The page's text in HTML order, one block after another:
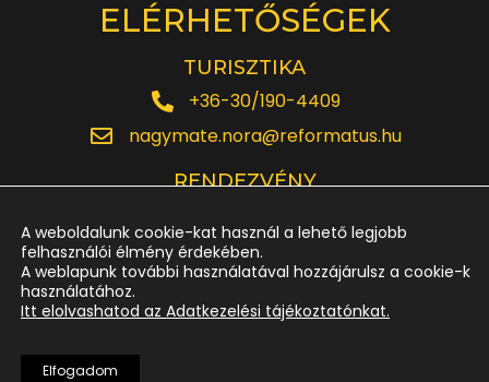
ELÉRHETŐSÉGEK
TURISZTIKA
+36-30/190-4409
nagymate.nora@reformatus.hu
RENDEZVÉNY
rendezveny.nagytemplom@reformatus.hu
+36-52/614-185
A weboldalunk cookie-kat használ a lehető legjobb
felhasználói élmény érdekében.
A weblapunk további használatával hozzájárulsz a cookie-k
használatához.
Itt elolvashatod az Adatkezelési tájékoztatónkat.
Elfogadom